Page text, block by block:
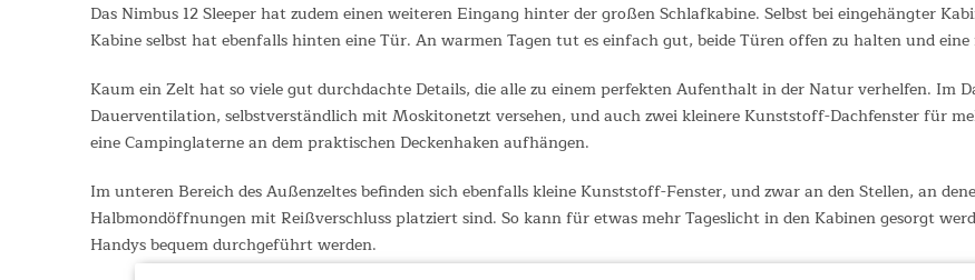
Das Nimbus 12 Sleeper hat zudem einen weiteren Eingang hinter der großen Schlafkabine. Selbst bei eingehängter
Kabine selbst hat ebenfalls hinten eine Tür. An warmen Tagen tut es einfach gut, beide Türen offen zu halten und
Kaum ein Zelt hat so viele gut durchdachte Details, die alle zu einem perfekten Aufenthalt in der Natur verhelfen. Im
Dauerventilation, selbstverständlich mit Moskitonetzt versehen, und auch zwei kleinere Kunststoff-Dachfenster für
eine Campinglaterne an dem praktischen Deckenhaken aufhängen.
Im unteren Bereich des Außenzeltes befinden sich ebenfalls kleine Kunststoff-Fenster, und zwar an den Stellen, an
Halbmondöffnungen mit Reißverschluss platziert sind. So kann für etwas mehr Tageslicht in den Kabinen gesorgt
Handys bequem durchgeführt werden.